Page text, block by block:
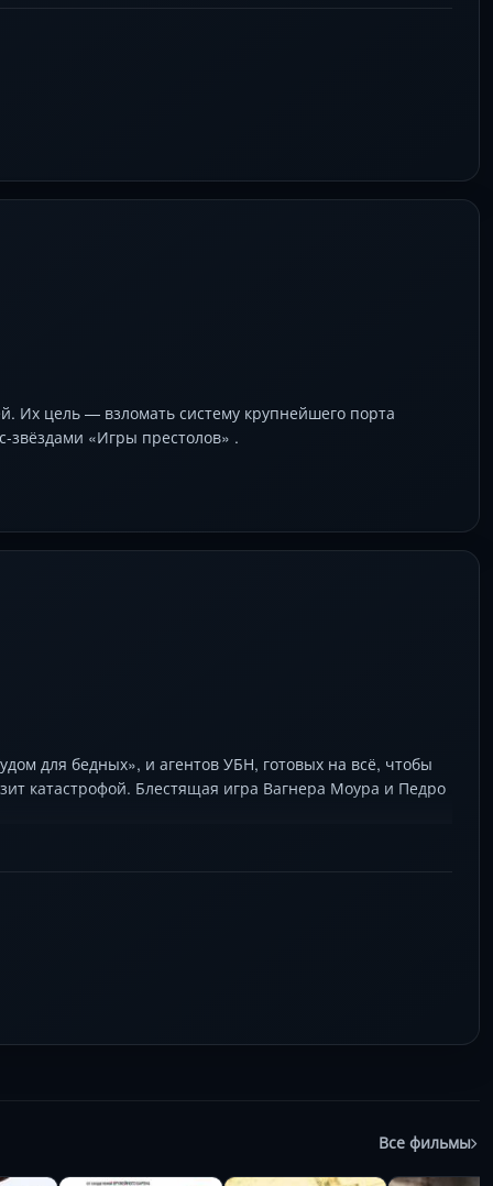
Их цель — взломать систему крупнейшего порта
«Игры престолов» .
для бедных», и агентов УБН, готовых на всё, чтобы
катастрофой. Блестящая игра Вагнера Моура и Педро
Все фильмы